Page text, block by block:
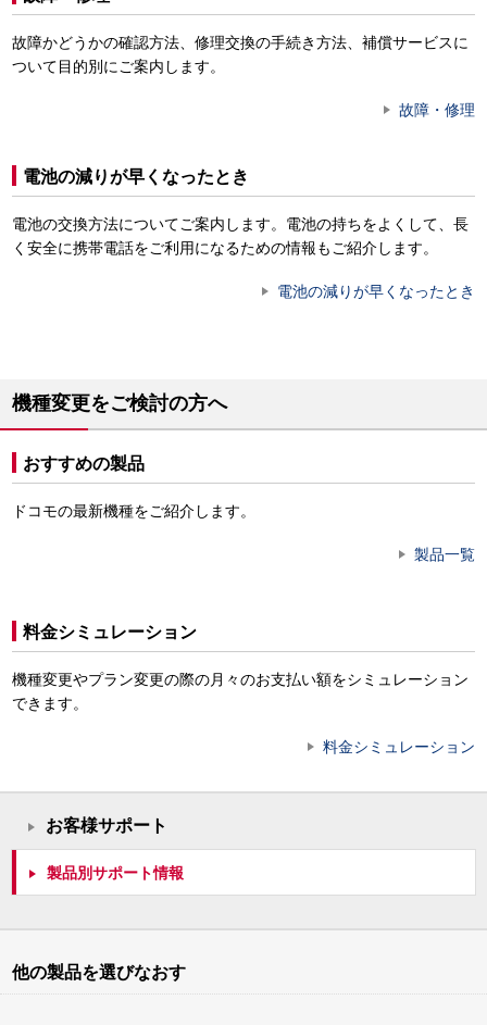
故障かどうかの確認方法、修理交換の手続き方法、補償サービスに
ついて目的別にご案内します。
故障・修理
電池の減りが早くなったとき
電池の交換方法についてご案内します。電池の持ちをよくして、長
く安全に携帯電話をご利用になるための情報もご紹介します。
電池の減りが早くなったとき
機種変更をご検討の方へ
おすすめの製品
ドコモの最新機種をご紹介します。
製品一覧
料金シミュレーション
機種変更やプラン変更の際の月々のお支払い額をシミュレーション
できます。
料金シミュレーション
お客様サポート
製品別サポート情報
他の製品を選びなおす